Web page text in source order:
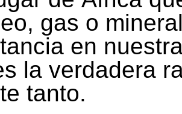
gas o
en
la verdadera
tanto.